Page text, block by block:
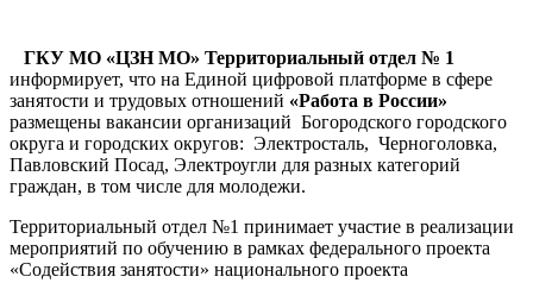
ГКУ МО «ЦЗН МО» Территориальный отдел № 1
информирует, что на Единой цифровой платформе в сфере
занятости и трудовых отношений «Работа в России»
размещены вакансии организаций Богородского городского
округа и городских округов: Электросталь, Черноголовка,
Павловский Посад, Электроугли для разных категорий
граждан, в том числе для молодежи.
Территориальный отдел №1 принимает участие в реализации
мероприятий по обучению в рамках федерального проекта
«Содействия занятости» национального проекта